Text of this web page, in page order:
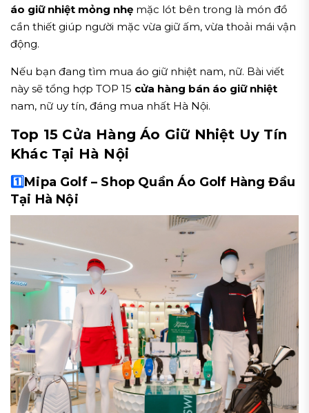
áo giữ nhiệt mỏng nhẹ mặc lót bên trong là món đồ
cần thiết giúp người mặc vừa giữ ấm, vừa thoải mái vận
động.
Nếu bạn đang tìm mua áo giữ nhiệt nam, nữ. Bài viết
này sẽ tổng hợp TOP 15 cửa hàng bán áo giữ nhiệt
nam, nữ uy tín, đáng mua nhất Hà Nội.
Top 15 Cửa Hàng Áo Giữ Nhiệt Uy Tín
Khác Tại Hà Nội
1️⃣Mipa Golf – Shop Quần Áo Golf Hàng Đầu
Tại Hà Nội